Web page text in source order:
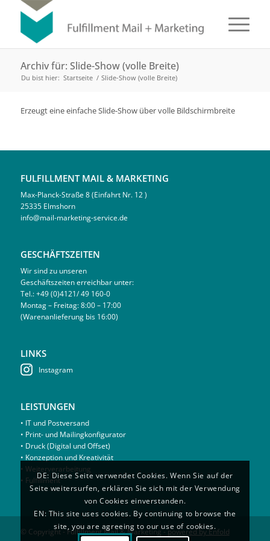
Archiv für: Slide-Show (volle Breite)
Du bist hier: Startseite / Slide-Show (volle Breite)
Erzeugt eine einfache Slide-Show über volle Bildschirmbreite
FULFILLMENT MAIL & MARKETING
Max-Planck-Straße 8 (Einfahrt Nr. 12 )
25335 Elmshorn
info@mail-marketing-service.de
GESCHÄFTSZEITEN
Wir sind zu unseren
Geschäftszeiten erreichbar unter:
Tel.: +49 (0)4121/ 49 160-0
Montag – Freitag: 8:00 – 17:00
(Warenanlieferung bis 16:00)
LINKS
Instagram
LEISTUNGEN
• IT und Postversand
• Print- und Mailingkonfigurator
• Druck (Digital und Offset)
• Konzeption und Kreativität
• Weiterverarbeitung
• Fulfillment
© Copyright - Fulfillment Mail & Marketing -powered by Enfold
DE: Diese Seite verwendet Cookies. Wenn Sie auf der
Seite weitersurfen, erklären Sie sich mit der Verwendung
von Cookies einverstanden.
EN: This site uses cookies. By continuing to browse the
site, you are agreeing to our use of cookies.